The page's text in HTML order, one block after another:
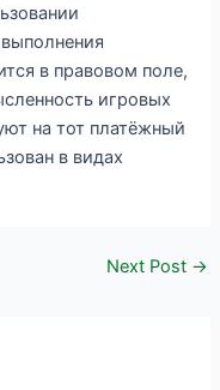
в правовом поле,
игровых
на тот платёжный
в видах
Next Post →